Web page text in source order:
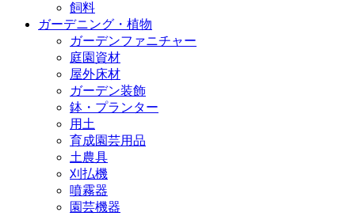
飼料
ガーデニング・植物
ガーデンファニチャー
庭園資材
屋外床材
ガーデン装飾
鉢・プランター
用土
育成園芸用品
土農具
刈払機
噴霧器
園芸機器